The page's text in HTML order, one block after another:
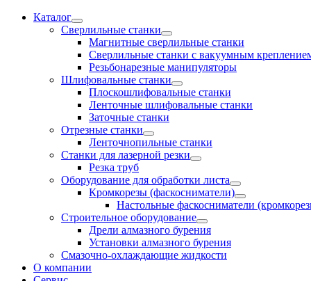
Каталог
Сверлильные станки
Магнитные сверлильные станки
Сверлильные станки с вакуумным
Резьбонарезные манипуляторы
Шлифовальные станки
Плоскошлифовальные станки
Ленточные шлифовальные станки
Заточные станки
Отрезные станки
Ленточнопильные станки
Станки для лазерной резки
Резка труб
Оборудование для обработки листа
Кромкорезы (фаскосниматели)
Настольные фаскосниматели
Строительное оборудование
Дрели алмазного бурения
Установки алмазного бурения
Смазочно-охлаждающие жидкости
О компании